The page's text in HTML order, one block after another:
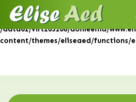
Warning: Attempt to read property "ID"
/data01/virt103206/domeenid/
content/themes/eliseaed/functions/